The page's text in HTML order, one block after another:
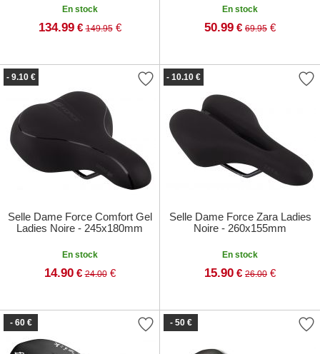
En stock
134.99 € 149.95€
En stock
50.99 € 69.95 €
- 9.10 €
Selle Dame Force Comfort Gel
Ladies Noire - 245x180mm
En stock
14.90 € 24.00€
- 10.10 €
Selle Dame Force Zara Ladies
Noire - 260x155mm
En stock
15.90 € 26.00 €
- 60 € - 50 €